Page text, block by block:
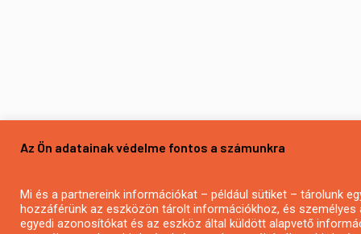
Az Ön adatainak védelme fontos a számunkra
Mi és a partnereink információkat – például sütiket – tárolunk
hozzáférünk az eszközön tárolt információkhoz, és személyes
egyedi azonosítókat és az eszköz által küldött alapvető